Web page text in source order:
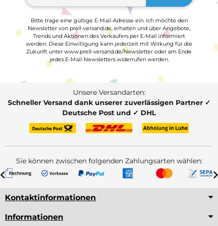
Bitte trage eine gültige E-Mail-Adresse ein. Ich möchte den
Newsletter von prell-versand.de, erhalten und über Angebote,
Trends und Aktionen des Verkäufers per E-Mail informiert
werden. Diese Einwilligung kann jederzeit mit Wirkung für die
Zukunft unter www.prell-versand.de/Newsletter oder am Ende
jedes E-Mail-Newsletters widerrufen werden.
Unsere Versandarten:
Schneller Versand dank unserer zuverlässigen Partner ✓
Deutsche Post und ✓ DHL
Sie können zwischen folgenden Zahlungsarten wählen:
Kontaktinformationen
Informationen